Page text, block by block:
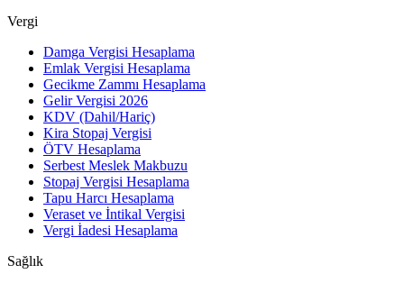
Vergi
Damga Vergisi Hesaplama
Emlak Vergisi Hesaplama
Gecikme Zammı Hesaplama
Gelir Vergisi 2026
KDV (Dahil/Hariç)
Kira Stopaj Vergisi
ÖTV Hesaplama
Serbest Meslek Makbuzu
Stopaj Vergisi Hesaplama
Tapu Harcı Hesaplama
Veraset ve İntikal Vergisi
Vergi İadesi Hesaplama
Sağlık